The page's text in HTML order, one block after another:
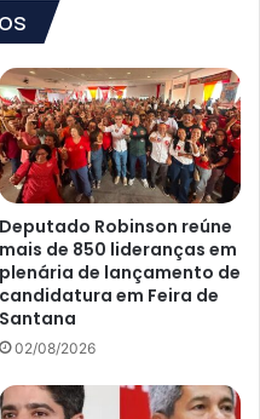
Deputado Robinson reúne
mais de 850 lideranças em
plenária de lançamento de
candidatura em Feira de
Santana
02/08/2026